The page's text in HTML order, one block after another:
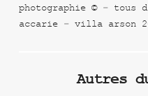
photographie © – tous
accarie – villa arson
Autres